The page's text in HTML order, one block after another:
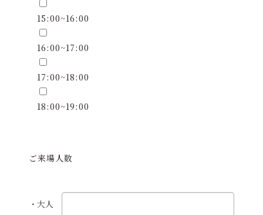
15:00~16:00
16:00~17:00
17:00~18:00
18:00~19:00
ご来場人数
・大人